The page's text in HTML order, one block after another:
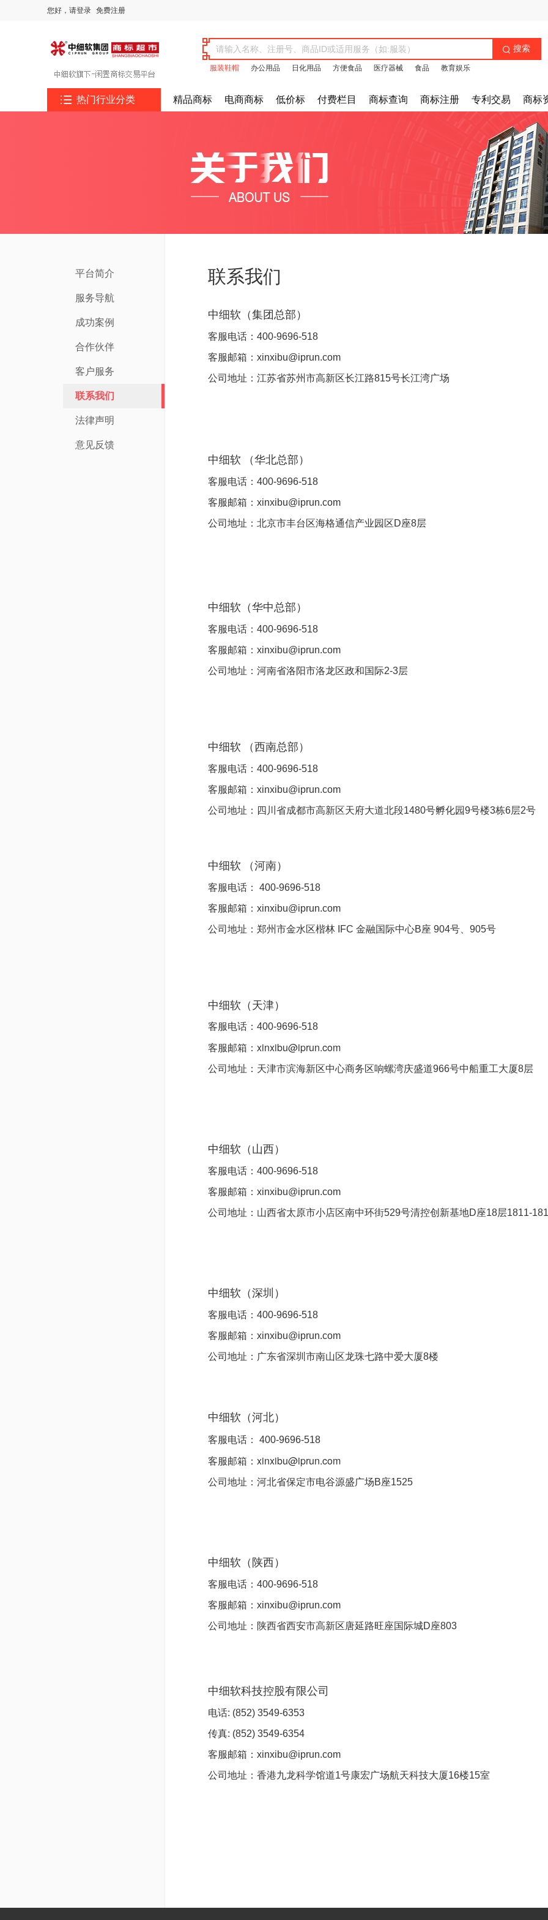
您好， 请登录 免费注册
 搜索
服装鞋帽 办公用品 日化用品 方便食品 医疗器械 食品 教育娱乐
 热门行业分类 精品商标 电商商标 低价标 付费栏目 商标查询 商标注册 专利交易 商标
平台简介
服务导航
成功案例
合作伙伴
客户服务
联系我们
法律声明
意见反馈
联系我们
中细软（集团总部）
客服电话：400-9696-518
客服邮箱：xinxibu@iprun.com
公司地址：江苏省苏州市高新区长江路815号长江湾广场
中细软 （华北总部 ）
客服电话： 400-9696-518
客服邮箱：xinxibu@iprun.com
公司地址： 北京市丰台区海格通信产业园区D座8层
中细软（华中总部 ）
客服电话： 400-9696-518
客服邮箱：xinxibu@iprun.com
公司地址： 河南省洛阳市洛龙区政和国际2-3层
中细软 （西南总部 ）
客服电话： 400-9696-518
客服邮箱：xinxibu@iprun.com
公司地址： 四川省成都市高新区天府大道北段1480号孵化园9号楼3栋6层2号
中细软 （河南）
客服电话：
400-9696-518
客服邮箱：xinxibu@iprun.com
公司地址： 郑州市金水区楷林 IFC 金融国际中心B座 904号、905号
中细软（天津）
客服电话： 400-9696-518
客服邮箱：xinxibu@iprun.com
公司地址： 天津市滨海新区中心商务区响螺湾庆盛道966号中船重工大厦8层
中细软（山西）
客服电话： 400-9696-518
客服邮箱：xinxibu@iprun.com
公司地址： 山西省太原市小店区南中环街529号清控创新基地D座18层1811-
中细软（深圳）
客服电话： 400-9696-518
客服邮箱：xinxibu@iprun.com
公司地址： 广东省深圳市南山区龙珠七路中爱大厦8楼
中细软（河北）
客服电话： 400-9696-518
客服邮箱：xinxibu@iprun.com
公司地址： 河北省保定市电谷源盛广场B座1525
中细软（陕西）
客服电话： 400-9696-518
客服邮箱：xinxibu@iprun.com
公司地址： 陕西省西安市高新区唐延路旺座国际城D座803
中细软科技控股有限公司
电话: (852) 3549-6353
传真: (852) 3549-6354
客服邮箱：xinxibu@iprun.com
公司地址： 香港九龙科学馆道1号康宏广场航天科技大厦16楼15室